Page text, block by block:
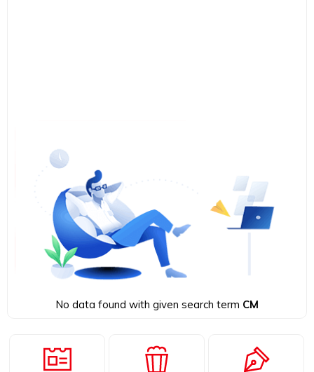
No data found with given search term CM